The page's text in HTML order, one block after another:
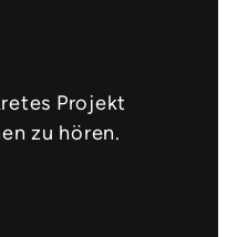
Projekt
zu hören.